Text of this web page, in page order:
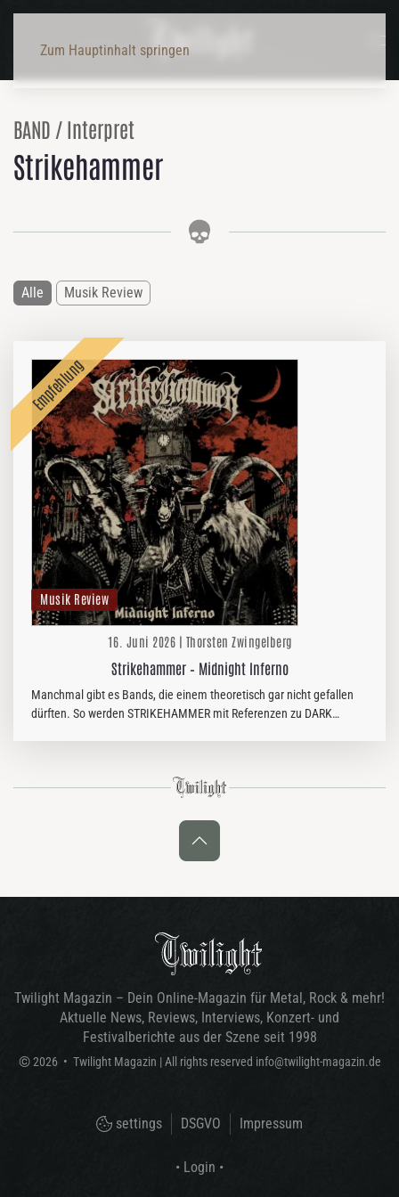
Zum Hauptinhalt springen
BAND / Interpret
Strikehammer
Alle Musik Review
Musik Review
16. Juni 2026 | Thorsten Zwingelberg
Strikehammer – Midnight Inferno
Manchmal gibt es Bands, die einem theoretisch gar nicht gefallen
dürften. So werden STRIKEHAMMER mit Referenzen zu DARK
Twilight Magazin – Dein Online-Magazin für Metal, Rock & mehr!
Aktuelle News, Reviews, Interviews, Konzert- und
Festivalberichte aus der Szene seit 1998
© 2026 • Twilight Magazin | All rights reserved info@twilight-magazin.de
settings DSGVO Impressum
• Login •